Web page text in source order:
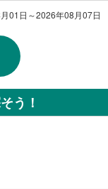
01日～2026年08月07日
う！